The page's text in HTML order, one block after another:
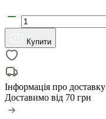
Купити
Інформація про доставку
Доставимо від 70 грн